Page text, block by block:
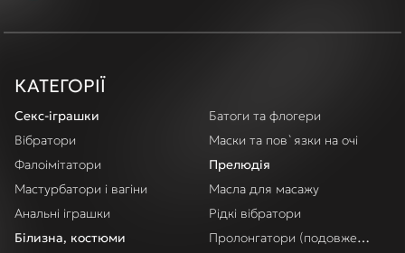
КАТЕГОРІЇ
Секс-іграшки
Вібратори
Фалоімітатори
Мастурбатори і вагіни
Анальні іграшки
Білизна, костюми
Батоги та флогери
Маски та пов`язки на очі
Прелюдія
Масла для масажу
Рідкі вібратори
Пролонгатори (подовження